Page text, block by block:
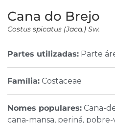
Cana do Brejo
Costus spicatus (Jacq.) Sw.
Partes utilizadas: Parte
Família: Costaceae
Nomes populares: Cana-
cana-mansa, periná,